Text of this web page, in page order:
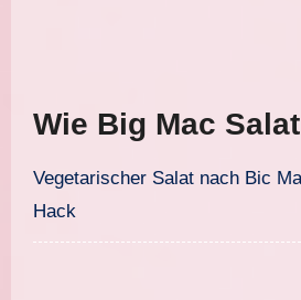
Wie Big Mac Salat
Vegetarischer Salat nach Bic Mac Art mit veganem
Hack